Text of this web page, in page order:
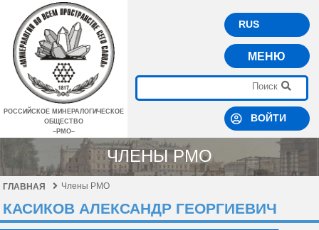
РОССИЙСКОЕ МИНЕРАЛОГИЧЕСКОЕ
ОБЩЕСТВО
–РМО–
RUS
МЕНЮ
ВОЙТИ
ЧЛЕНЫ РМО
ГЛАВНАЯ Члены РМО
КАСИКОВ АЛЕКСАНДР ГЕОРГИЕВИЧ